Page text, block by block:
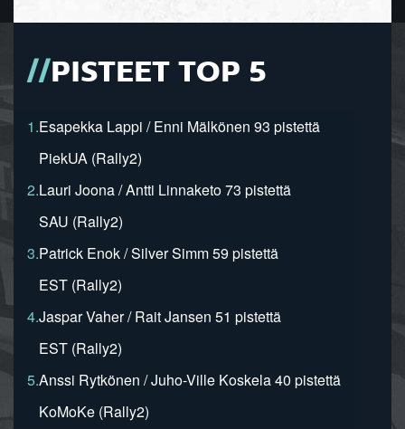
PISTEET TOP 5
1.Esapekka Lappi / Enni Mälkönen 93 pistettä
PiekUA (Rally2)
2.Lauri Joona / Antti Linnaketo 73 pistettä
SAU (Rally2)
3.Patrick Enok / Silver Simm 59 pistettä
EST (Rally2)
4.Jaspar Vaher / Rait Jansen 51 pistettä
EST (Rally2)
5.Anssi Rytkönen / Juho-Ville Koskela 40 pistettä
KoMoKe (Rally2)